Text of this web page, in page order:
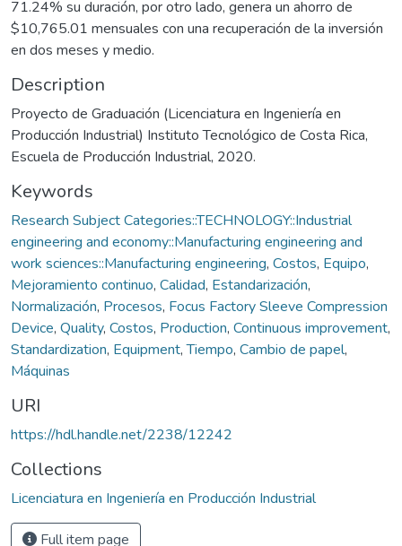
71.24% su duración, por otro lado, genera un ahorro de
$10,765.01 mensuales con una recuperación de la inversión
en dos meses y medio.
Description
Proyecto de Graduación (Licenciatura en Ingeniería en
Producción Industrial) Instituto Tecnológico de Costa Rica,
Escuela de Producción Industrial, 2020.
Keywords
Research Subject Categories::TECHNOLOGY::Industrial
engineering and economy::Manufacturing engineering and
work sciences::Manufacturing engineering, Costos, Equipo,
Mejoramiento continuo, Calidad, Estandarización,
Normalización, Procesos, Focus Factory Sleeve Compression
Device, Quality, Costos, Production, Continuous improvement,
Standardization, Equipment,Tiempo, Cambio de papel,
Máquinas
URI
https://hdl.handle.net/2238/12242
Collections
Licenciatura en Ingeniería en Producción Industrial
Full item page